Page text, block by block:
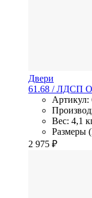
Двери
61.68 / ЛДСП
Артикул:
Вес: 4,1
Размеры
2 975 ₽